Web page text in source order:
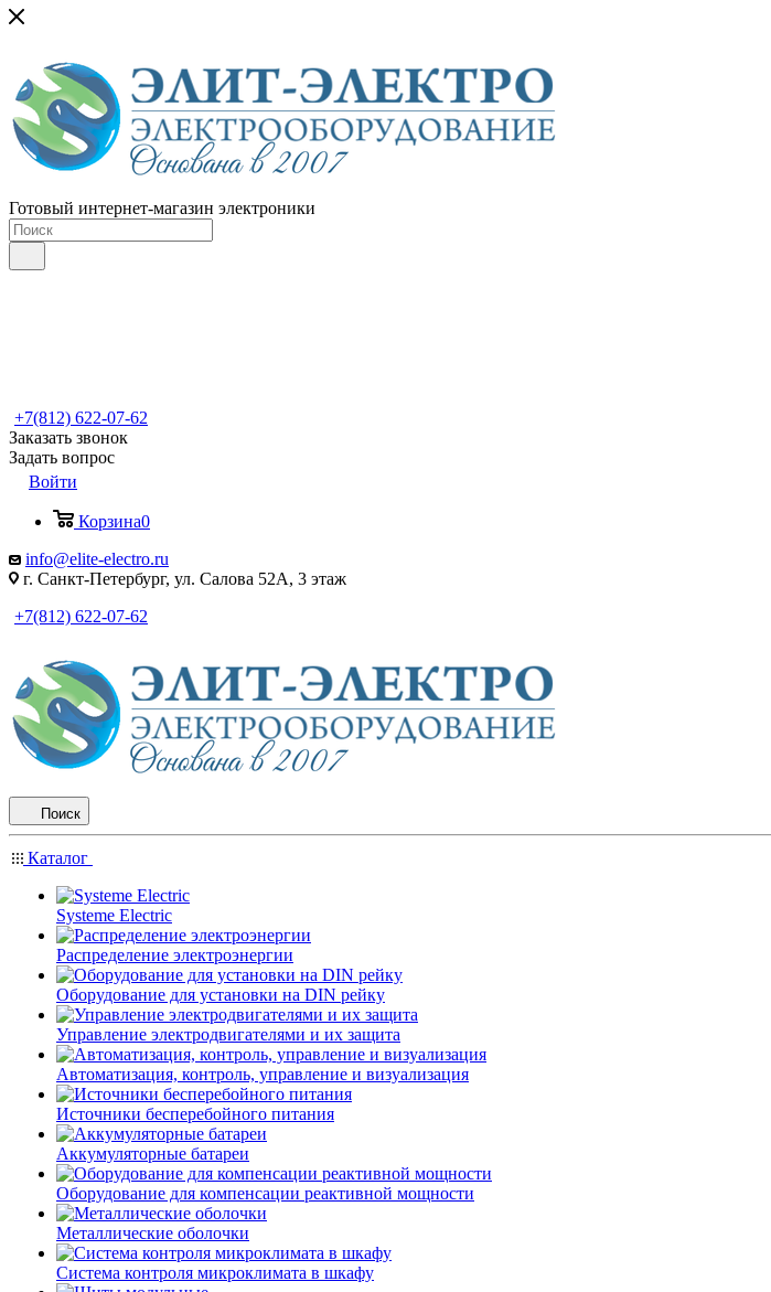
Готовый интернет-магазин электроники
+7(812) 622-07-62
Заказать звонок
Задать вопрос
Войти
Корзина0
info@elite-electro.ru
г. Санкт-Петербург, ул. Салова 52А, 3 этаж
+7(812) 622-07-62
Поиск
Каталог
Systeme Electric
Распределение электроэнергии
Оборудование для установки на DIN рейку
Управление электродвигателями и их защита
Автоматизация, контроль, управление и визуализация
Источники бесперебойного питания
Аккумуляторные батареи
Оборудование для компенсации реактивной мощности
Металлические оболочки
Система контроля микроклимата в шкафу